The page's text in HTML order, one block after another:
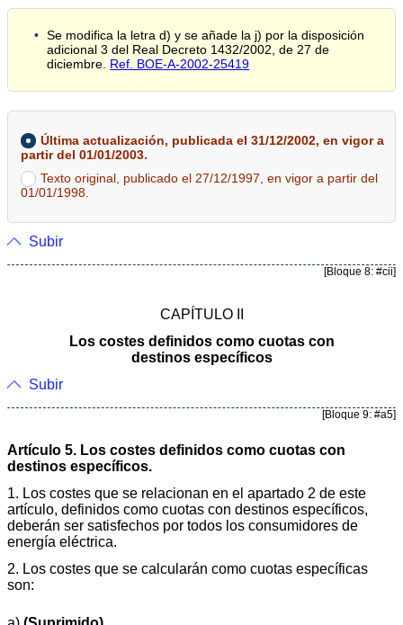
Se modifica la letra d) y se añade la j) por la disposición
adicional 3 del Real Decreto 1432/2002, de 27 de
diciembre. Ref. BOE-A-2002-25419
Última actualización, publicada el 31/12/2002, en vigor a
partir del 01/01/2003.
Texto original, publicado el 27/12/1997, en vigor a partir del
01/01/1998.
Subir
[Bloque 8: #cii]
CAPÍTULO II
Los costes definidos como cuotas con
destinos específicos
Subir
[Bloque 9: #a5]
Artículo 5. Los costes definidos como cuotas con
destinos específicos.
1. Los costes que se relacionan en el apartado 2 de este
artículo, definidos como cuotas con destinos específicos,
deberán ser satisfechos por todos los consumidores de
energía eléctrica.
2. Los costes que se calcularán como cuotas específicas
son: